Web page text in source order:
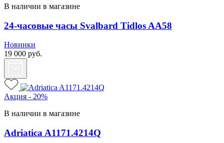
В наличии в магазине
24-часовые часы Svalbard Tidlos AA58
Новинки
19 000 руб.
Акция - 20%
В наличии в магазине
Adriatica A1171.4214Q